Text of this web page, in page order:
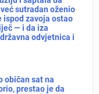
sutradan oženio
ispod zavoja ostao
— i da iza
odvjetnica i
običan sat na
prestao je da